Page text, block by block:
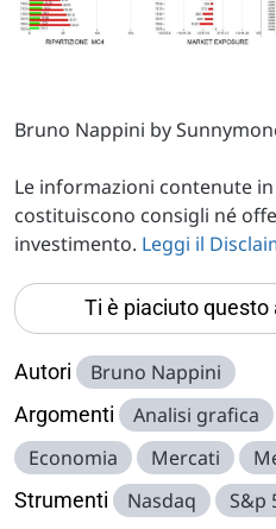
Bruno Nappini by
Le informazioni contenute
costituiscono consigli né
investimento. Leggi il
Ti è piaciuto questo
Autori Bruno Nappini
Argomenti Analisi grafica
Economia
Mercati
Strumenti Nasdaq S&p